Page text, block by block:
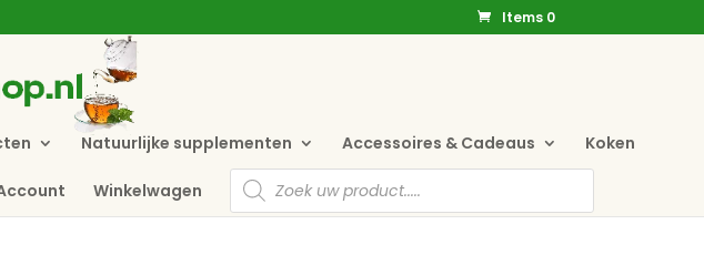
Items 0
Natuurlijke supplementen Accessoires & Cadeaus Koken
Winkelwagen
Producten
zoeken